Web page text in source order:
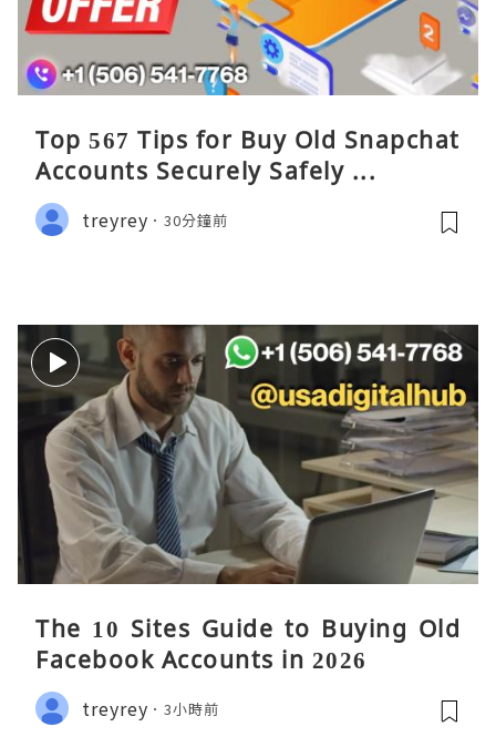
Top 567 Tips for Buy Old Snapchat
Accounts Securely Safely ...
treyrey 30分鐘前
The 10 Sites Guide to Buying Old
Facebook Accounts in 2026
treyrey 3小時前